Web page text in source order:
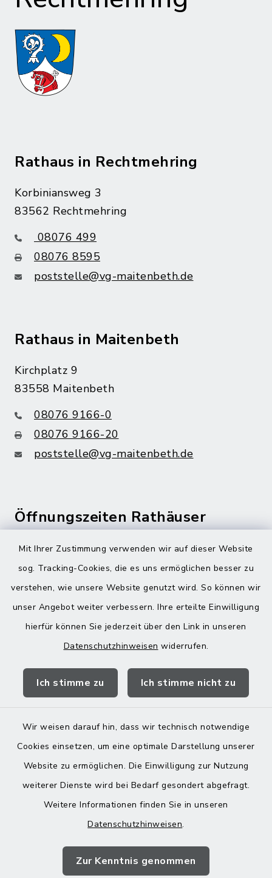
Mit Ihrer Zustimmung verwenden wir auf dieser Website
sog. Tracking-Cookies, die es uns ermöglichen besser zu
verstehen, wie unsere Website genutzt wird. So können wir
unser Angebot weiter verbessern. Ihre erteilte Einwilligung
hierfür können Sie jederzeit über den Link in unseren
Datenschutzhinweisen widerrufen.
Ich stimme zu Ich stimme nicht zu
Wir weisen darauf hin, dass wir technisch notwendige
Cookies einsetzen, um eine optimale Darstellung unserer
Website zu ermöglichen. Die Einwilligung zur Nutzung
weiterer Dienste wird bei Bedarf gesondert abgefragt.
Weitere Informationen finden Sie in unseren
Datenschutzhinweisen.
Zur Kenntnis genommen
Rathaus in Rechtmehring
Korbiniansweg 3
83562 Rechtmehring
08076 499
08076 8595
poststelle@vg-maitenbeth.de
Rathaus in Maitenbeth
Kirchplatz 9
83558 Maitenbeth
08076 9166-0
08076 9166-20
poststelle@vg-maitenbeth.de
Öffnungszeiten Rathäuser
Montag bis Freitag:
08:00-12:00 Uhr
Donnerstag zusätzlich:
13:00-18:00 Uhr
Landratsamt Mühldorf
Barrierefreiheit
Impressum